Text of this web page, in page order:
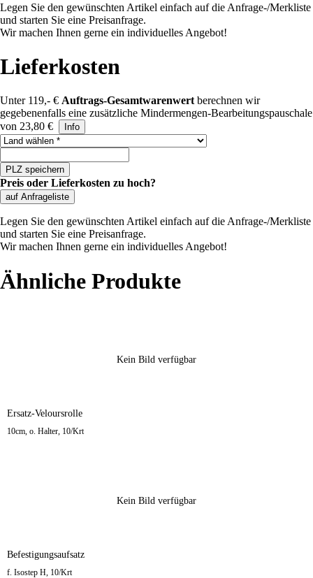
Legen Sie den gewünschten Artikel einfach auf die Anfrage-/Merkliste
und starten Sie eine Preisanfrage.
Wir machen Ihnen gerne ein individuelles Angebot!
Lieferkosten
Unter 119,- € Auftrags-Gesamtwarenwert berechnen wir
gegebenenfalls eine zusätzliche Mindermengen-Bearbeitungspauschale
von 23,80 €
Info
Land auswählen
PLZ speichern
Preis oder Lieferkosten zu hoch?
auf Anfrageliste
Legen Sie den gewünschten Artikel einfach auf die Anfrage-/Merkliste
und starten Sie eine Preisanfrage.
Wir machen Ihnen gerne ein individuelles Angebot!
Ähnliche Produkte
Kein Bild verfügbar
Ersatz-Veloursrolle
10cm, o. Halter, 10/Krt
Kein Bild verfügbar
Befestigungsaufsatz
f. Isostep H, 10/Krt